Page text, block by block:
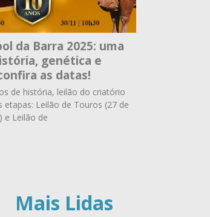
da Barra 2025: uma
genética e
as datas!
de história, leilão do criatório
etapas: Leilão de Touros (27 de
e Leilão de
Mais Lidas